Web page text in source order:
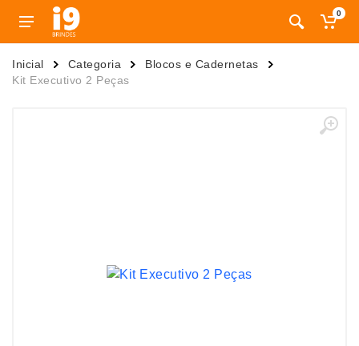
0
Inicial Categoria
Blocos e Cadernetas
Kit Executivo 2 Peças